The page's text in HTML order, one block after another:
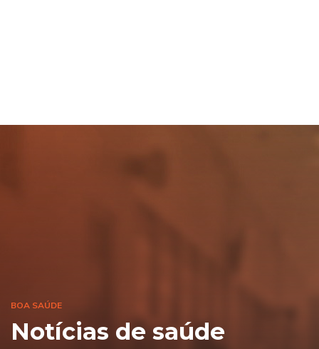
BOA SAÚDE
Notícias de saúde